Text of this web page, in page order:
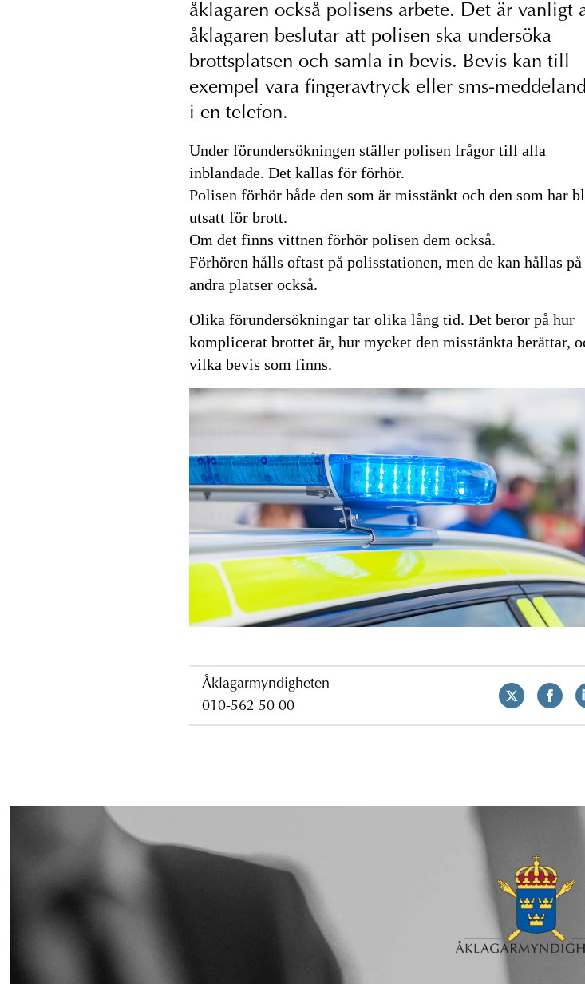
åklagaren också polisens arbete. Det är vanligt
åklagaren beslutar att polisen ska undersöka
brottsplatsen och samla in bevis. Bevis kan till
exempel vara fingeravtryck eller sms-
i en telefon.
Under förundersökningen ställer polisen frågor till alla
inblandade. Det kallas för förhör.
Polisen förhör både den som är misstänkt och den som har
utsatt för brott.
Om det finns vittnen förhör polisen dem också.
Förhören hålls oftast på polisstationen, men de kan hållas på
andra platser också.
Olika förundersökningar tar olika lång tid. Det beror på hur
komplicerat brottet är, hur mycket den misstänkta berättar,
vilka bevis som finns.
Åklagarmyndigheten
010-562 50 00